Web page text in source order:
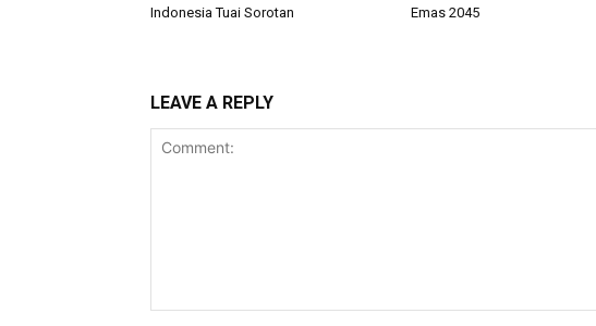
Indonesia Tuai Sorotan
Emas 2045
LEAVE A REPLY